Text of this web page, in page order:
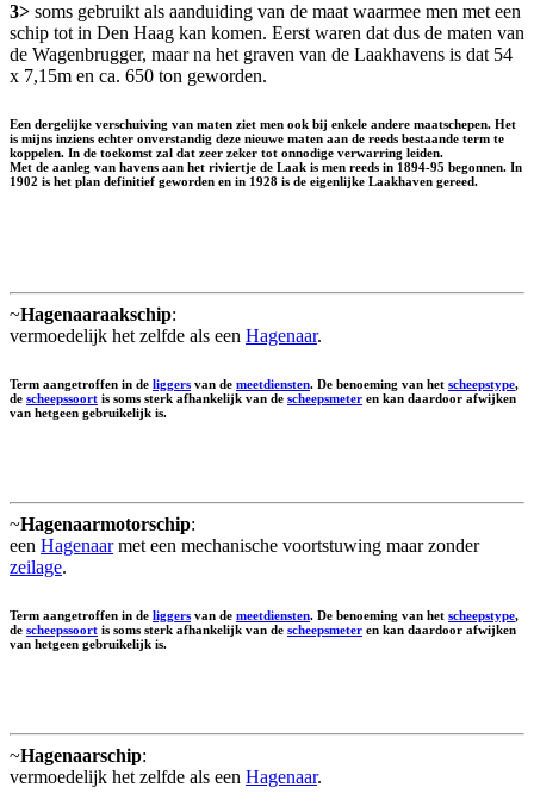
3> soms gebruikt als aanduiding van de maat waarmee men met een
schip tot in Den Haag kan komen. Eerst waren dat dus de maten van
de Wagenbrugger, maar na het graven van de Laakhavens is dat 54
x 7,15m en ca. 650 ton geworden.
Een dergelijke verschuiving van maten ziet men ook bij enkele andere maatschepen. Het
is mijns inziens echter onverstandig deze nieuwe maten aan de reeds bestaande term te
koppelen. In de toekomst zal dat zeer zeker tot onnodige verwarring leiden.
Met de aanleg van havens aan het riviertje de Laak is men reeds in 1894-95 begonnen. In
1902 is het plan definitief geworden en in 1928 is de eigenlijke Laakhaven gereed.
~Hagenaaraakschip:
vermoedelijk het zelfde als een Hagenaar.
Term aangetroffen in de liggers van de meetdiensten. De benoeming van het scheepstype,
de scheepssoort is soms sterk afhankelijk van de scheepsmeter en kan daardoor afwijken
van hetgeen gebruikelijk is.
~Hagenaarmotorschip:
een Hagenaarmet een mechanische voortstuwing maar zonder
zeilage.
Term aangetroffen in de liggers van de meetdiensten. De benoeming van het scheepstype,
de scheepssoort is soms sterk afhankelijk van de scheepsmeter en kan daardoor afwijken
van hetgeen gebruikelijk is.
~Hagenaarschip:
vermoedelijk het zelfde als een Hagenaar.